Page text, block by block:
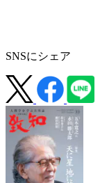
SNSにシェア